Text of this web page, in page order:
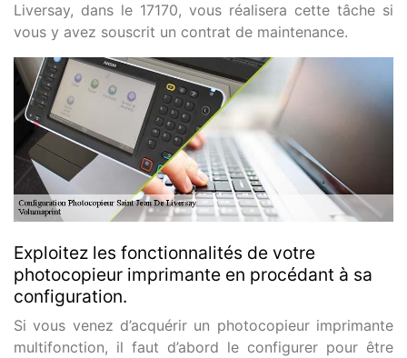
Liversay, dans le 17170, vous réalisera cette tâche si
vous y avez souscrit un contrat de maintenance.
Exploitez les fonctionnalités de votre
photocopieur imprimante en procédant à sa
configuration.
Si vous venez d’acquérir un photocopieur imprimante
multifonction, il faut d’abord le configurer pour être